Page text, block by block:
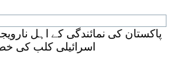
پاکستان کی نمائندگی کے اہل
اسرائیلی کلب کی